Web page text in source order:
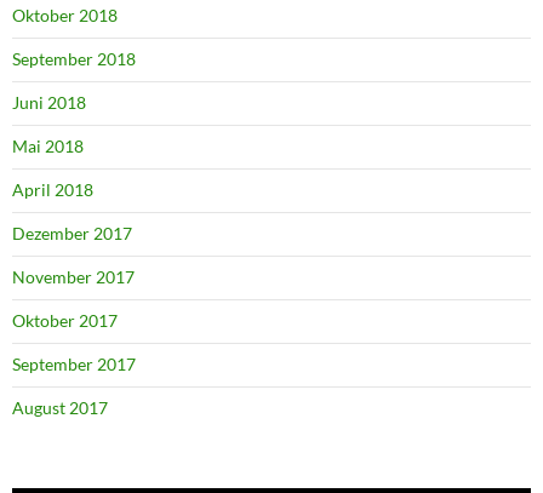
Oktober 2018
September 2018
Juni 2018
Mai 2018
April 2018
Dezember 2017
November 2017
Oktober 2017
September 2017
August 2017